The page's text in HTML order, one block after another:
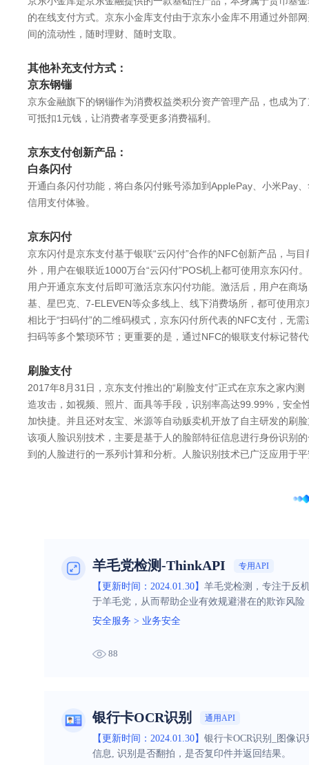
的在线支付方式。京东小金库支付由于京东小金库不用通过外部
间的流动性，随时理财、随时支取。
其他补充支付方式：
京东钢镚
京东金融旗下的钢镚作为消费权益类积分资产管理产品，也成为
可抵扣1元钱，让消费者享受更多消费福利。
京东支付创新产品：
白条闪付
开通白条闪付功能，将白条闪付账号添加到ApplePay、小米Pay
信用支付体验。
京东闪付
京东闪付是京东支付基于银联“云闪付”合作的NFC创新产品，与
外，用户在银联近1000万台“云闪付”POS机上都可使用京东闪付。
用户开通京东支付后即可激活京东闪付功能。激活后，用户在商
基、星巴克、7-ELEVEN等众多线上、线下消费场所，都可使用
相比于“扫码付”的二维码模式，京东闪付所代表的NFC支付，无
扫码等多个繁琐环节；更重要的是，通过NFC的银联支付标记替
刷脸支付
2017年8月31日，京东支付推出的“刷脸支付”正式在京东之家内
造攻击，如视频、照片、面具等手段，识别率高达99.99%，安
加快捷。并且还对友宝、米源等自动贩卖机开放了自主研发的刷
该项人脸识别技术，主要是基于人的脸部特征信息进行身份识别
到的人脸进行的一系列计算和分析。人脸识别技术已广泛应用于
羊毛党检测-ThinkAPI 专用API
【更新时间：2024.01.30】 羊毛党检测，专注于反
于羊毛党，从而帮助企业有效规避潜在的欺诈风
安全服务 > 业务安全
88
银行卡OCR识别 通用API
【更新时间：2024.01.30】 银行卡OCR识别_图像
信息, 识别是否翻拍，是否复印件并返回结果。